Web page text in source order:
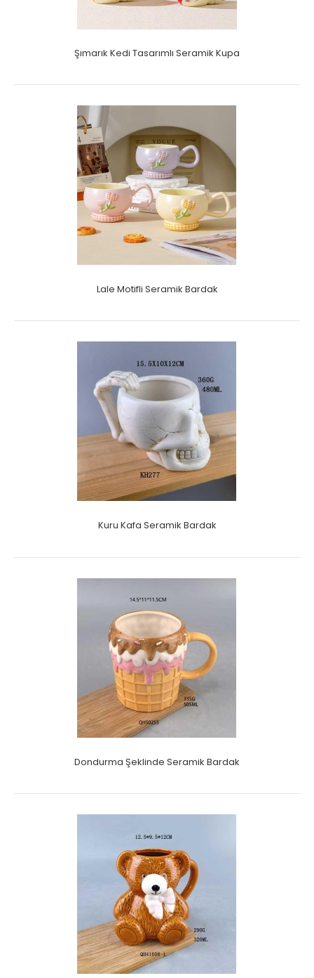
Şımarık Kedi Tasarımlı Seramik Kupa
Lale Motifli Seramik Bardak
Kuru Kafa Seramik Bardak
Dondurma Şeklinde Seramik Bardak